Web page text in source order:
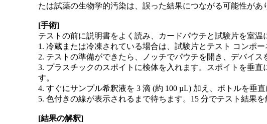
たは試薬の生物学的汚染は、誤った結果につながる可能性があ
[手術]
テストの前に説明書をよく読み、カードパウチと試験片を室温
1. 冷蔵または冷凍されている場合は、試験片とテスト コンポ
2. テストの準備ができたら、ノッチでパウチを開き、デバイ
3. プラスチックのスポイトに検体を入れます。スポイトを垂
す。
4. すぐにサンプル希釈液を 3 滴 (約 100 µL) 加え、ボトルを垂
5. 色付きの線が表示されるまで待ちます。15 分でテスト結果
[結果の解釈]